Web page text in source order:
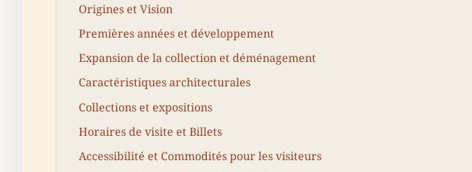
Origines et Vision
Premières années et développement
Expansion de la collection et déménagement
Caractéristiques architecturales
Collections et expositions
Horaires de visite et Billets
Accessibilité et Commodités pour les visiteurs